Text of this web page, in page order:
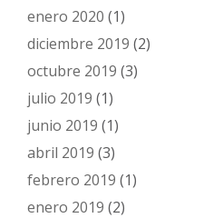
enero 2020 (1)
diciembre 2019 (2)
octubre 2019 (3)
julio 2019 (1)
junio 2019 (1)
abril 2019 (3)
febrero 2019 (1)
enero 2019 (2)